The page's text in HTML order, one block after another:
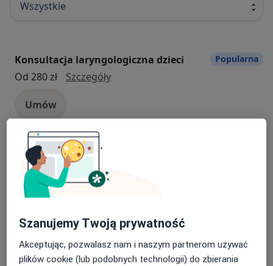
Wszystkie
Konsultacja laryngologiczna dzieci
Od 280 zł
Szczegółykonsultacja laryngologiczna dzieci
Umów
Popularna
Konsultacja audiologiczna
Od 300 zł
Szczegóły
Umów
Od 300 zł
Szczegóły konsultacja laryngologiczna
Szanujemy Twoją prywatność
Akceptując, pozwalasz nam i naszym partnerom używać
plików cookie (lub podobnych technologii) do zbierania